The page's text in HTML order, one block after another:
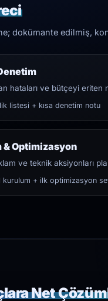
dokümante edilmiş,
hataları ve bütçeyi eriten
listesi + kısa denetim notu
& Optimizasyon
ve teknik aksiyonları
kurulum + ilk optimizasyon
Net